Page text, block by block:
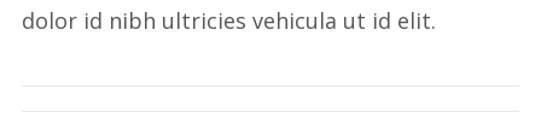
dolor id nibh ultricies vehicula ut id elit.